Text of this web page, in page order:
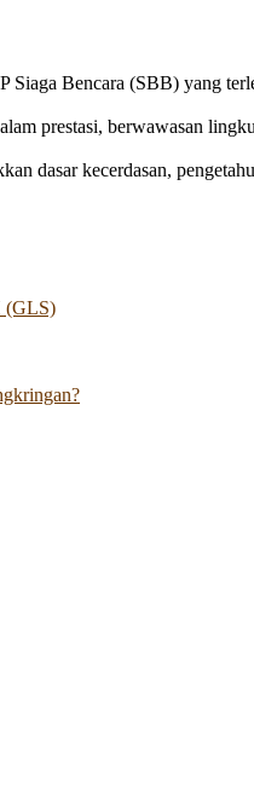
Siaga Bencara (SBB) yang
prestasi, berwawasan
dasar kecerdasan,